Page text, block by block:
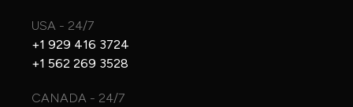
USA - 24/7
+1 929 416 3724
+1 562 269 3528
CANADA - 24/7